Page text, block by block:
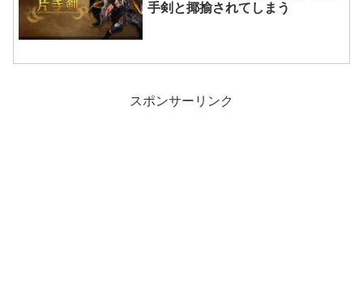
手剣と揶揄されてしまう
スポンサーリンク